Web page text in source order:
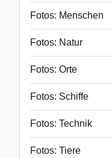
Fotos: Menschen
Fotos: Natur
Fotos: Orte
Fotos: Schiffe
Fotos: Technik
Fotos: Tiere